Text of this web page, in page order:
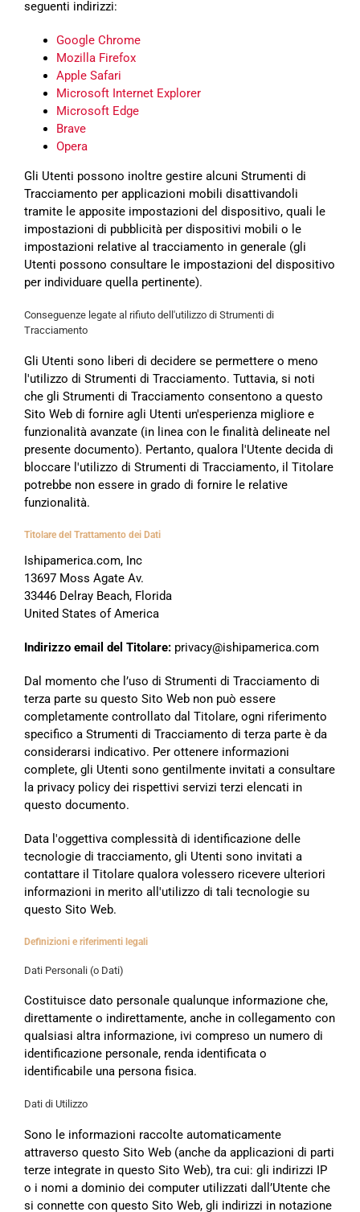
seguenti indirizzi:
Google Chrome
Mozilla Firefox
Apple Safari
Microsoft Internet Explorer
Microsoft Edge
Brave
Opera
Gli Utenti possono inoltre gestire alcuni Strumenti di
Tracciamento per applicazioni mobili disattivandoli
tramite le apposite impostazioni del dispositivo, quali le
impostazioni di pubblicità per dispositivi mobili o le
impostazioni relative al tracciamento in generale (gli
Utenti possono consultare le impostazioni del dispositivo
per individuare quella pertinente).
Conseguenze legate al rifiuto dell'utilizzo di Strumenti di
Tracciamento
Gli Utenti sono liberi di decidere se permettere o meno
l'utilizzo di Strumenti di Tracciamento. Tuttavia, si noti
che gli Strumenti di Tracciamento consentono a questo
Sito Web di fornire agli Utenti un'esperienza migliore e
funzionalità avanzate (in linea con le finalità delineate nel
presente documento). Pertanto, qualora l'Utente decida di
bloccare l'utilizzo di Strumenti di Tracciamento, il Titolare
potrebbe non essere in grado di fornire le relative
funzionalità.
Titolare del Trattamento dei Dati
Ishipamerica.com, Inc
13697 Moss Agate Av.
33446 Delray Beach, Florida
United States of America
Indirizzo email del Titolare: privacy@ishipamerica.com
Dal momento che l’uso di Strumenti di Tracciamento di
terza parte su questo Sito Web non può essere
completamente controllato dal Titolare, ogni riferimento
specifico a Strumenti di Tracciamento di terza parte è da
considerarsi indicativo. Per ottenere informazioni
complete, gli Utenti sono gentilmente invitati a consultare
la privacy policy dei rispettivi servizi terzi elencati in
questo documento.
Data l'oggettiva complessità di identificazione delle
tecnologie di tracciamento, gli Utenti sono invitati a
contattare il Titolare qualora volessero ricevere ulteriori
informazioni in merito all'utilizzo di tali tecnologie su
questo Sito Web.
Definizioni e riferimenti legali
Dati Personali (o Dati)
Costituisce dato personale qualunque informazione che,
direttamente o indirettamente, anche in collegamento con
qualsiasi altra informazione, ivi compreso un numero di
identificazione personale, renda identificata o
identificabile una persona fisica.
Dati di Utilizzo
Sono le informazioni raccolte automaticamente
attraverso questo Sito Web (anche da applicazioni di parti
terze integrate in questo Sito Web), tra cui: gli indirizzi IP
o i nomi a dominio dei computer utilizzati dall’Utente che
si connette con questo Sito Web, gli indirizzi in notazione